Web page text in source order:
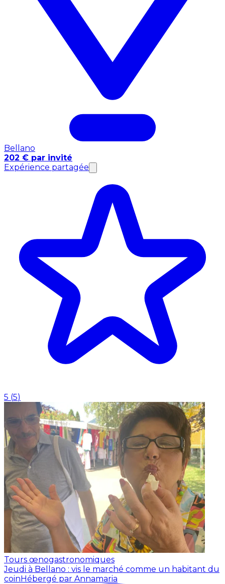
Bellano
202 € par invité
Expérience partagée
5 (5)
Tours œnogastronomiques
Jeudi à Bellano : vis le marché comme un habitant du
coinHébergé par Annamaria